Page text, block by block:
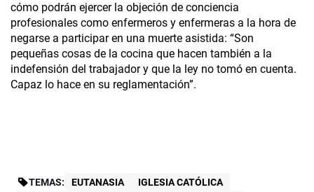
cómo podrán ejercer la objeción de conciencia
profesionales como enfermeros y enfermeras a la hora de
negarse a participar en una muerte asistida: “Son
pequeñas cosas de la cocina que hacen también a la
indefensión del trabajador y que la ley no tomó en cuenta.
Capaz lo hace en su reglamentación”.
TEMAS: EUTANASIA
IGLESIA CATÓLICA